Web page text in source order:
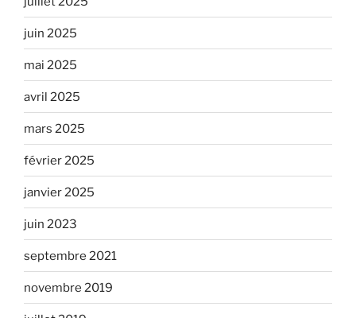
juin 2025
mai 2025
avril 2025
mars 2025
février 2025
janvier 2025
juin 2023
septembre 2021
novembre 2019